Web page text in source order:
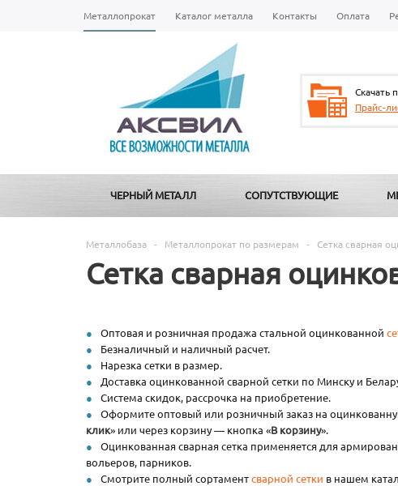
Металлопрокат Каталог металла Контакты Оплата
Скачать
Прайс-
ЧЕРНЫЙ МЕТАЛЛ СОПУТСТВУЮЩИЕ
Металлобаза - Металлопрокат по размерам - Сетка сварная
Сетка сварная
Оптовая и розничная продажа стальной оцинкованной
Безналичный и наличный расчет.
Нарезка сетки в размер.
Доставка оцинкованной сварной сетки по Минску и
Система скидок, рассрочка на приобретение.
Оформите оптовый или розничный заказ на
клик» или через корзину — кнопка «В корзину».
Оцинкованная сварная сетка применяется для
вольеров, парников.
Смотрите полный сортаментсварной сетки в нашем